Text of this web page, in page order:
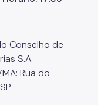
Conselho de
S.A.
Rua do